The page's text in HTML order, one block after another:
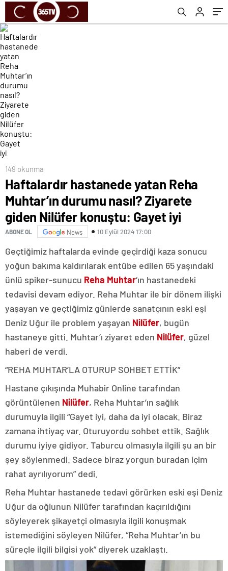
konuştu: Gayet iyi
149 okunma
Haftalardır hastanede yatan Reha
Muhtar’ın durumu nasıl? Ziyarete
giden Nilüfer konuştu: Gayet iyi
ABONE OL News 10 Eylül 2024 17:00
Geçtiğimiz haftalarda evinde geçirdiği kaza sonucu
yoğun bakıma kaldırılarak entübe edilen 65 yaşındaki
ünlü spiker-sunucu Reha Muhtar‘ın hastanedeki
tedavisi devam ediyor. Reha Muhtar ile bir dönem ilişki
yaşayan ve geçtiğimiz günlerde sanatçının eski eşi
Deniz Uğur ile problem yaşayan Nilüfer, bugün
hastaneye gitti. Muhtar’ı ziyaret eden Nilüfer, güzel
haberi de verdi.
“REHA MUHTAR’LA OTURUP SOHBET ETTİK”
Hastane çıkışında Muhabir Online tarafından
görüntülenen Nilüfer, Reha Muhtar’ın sağlık
durumuyla ilgili “Gayet iyi, daha da iyi olacak. Biraz
zamana ihtiyaç var. Oturuyordu sohbet ettik. Sağlık
durumu iyiye gidiyor. Taburcu olmasıyla ilgili şu an bir
şey söylenmedi. Sadece biraz yorgun buradan içim
rahat ayrılıyorum” dedi.
Reha Muhtar hastanede tedavi görürken eski eşi Deniz
Uğur da oğlunun Nilüfer tarafından kaçırıldığını
söyleyerek şikayetçi olmasıyla ilgili konuşmak
istemediğini söyleyen Nilüfer, “Reha Muhtar’ın bu
süreçle ilgili bilgisi yok” diyerek uzaklaştı.